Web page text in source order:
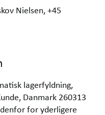
Nielsen, +45
lagerfyldning,
Danmark 260313
for yderligere